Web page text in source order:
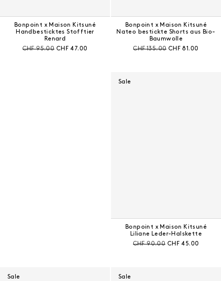
Bonpoint x Maison Kitsuné
Handbesticktes Stofftier
Renard
Preis vor Rabatt:
CHF 95.00 Aktueller Preis:
CHF 47.00
Bonpoint x Maison Kitsuné
Nateo bestickte Shorts aus Bio-
Baumwolle
Preis vor Rabatt:
CHF 135.00 Aktueller Preis:
CHF 81.00
Sale
Bonpoint x Maison Kitsuné
Liliane Leder-Halskette
Preis vor Rabatt:
CHF 90.00 Aktueller Preis:
CHF 45.00
Sale Sale